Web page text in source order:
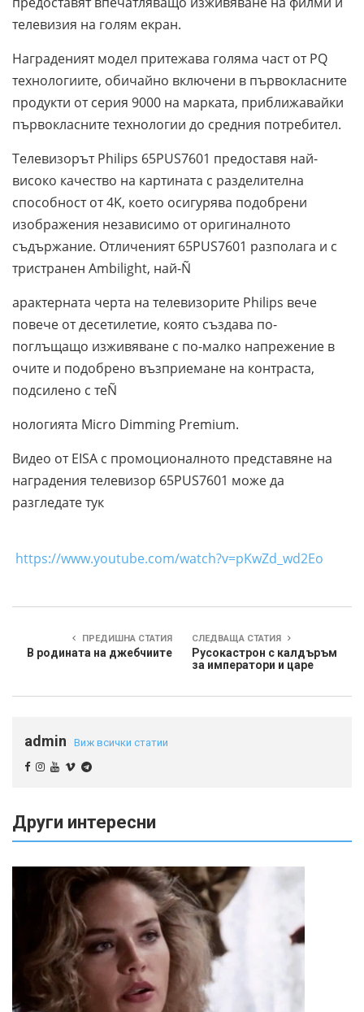
телевизия на голям екран.
Награденият модел притежава голяма част от PQ
технологиите, обичайно включени в първокласните
продукти от серия 9000 на марката, приближавайки
първокласните технологии до средния потребител.
Телевизорът Philips 65PUS7601 предоставя най-
високо качество на картината с разделителна
способност от 4K, което осигурява подобрени
изображения независимо от оригиналното
съдържание. Отличеният 65PUS7601 разполага и с
тристранен Ambilight, най-Ñ
арактерната черта на телевизорите Philips вече
повече от десетилетие, която създава по-
поглъщащо изживяване с по-малко напрежение в
очите и подобрено възприемане на контраста,
подсилено с теÑ
нологията Micro Dimming Premium.
Видео от EISA с промоционалното представяне на
наградения телевизор 65PUS7601 може да
разгледате тук
https://www.youtube.com/watch?v=pKwZd_wd2Eo
ПРЕДИШНА СТАТИЯ
В родината на джебчиите
СЛЕДВАЩА СТАТИЯ
Русокастрон с калдъръм
за императори и царе
admin Виж всички статии
Други интересни